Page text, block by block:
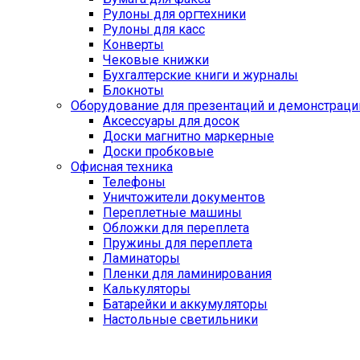
Рулоны для оргтехники
Рулоны для касс
Конверты
Чековые книжки
Бухгалтерские книги и журналы
Блокноты
Оборудование для презентаций и
Аксессуары для досок
Доски магнитно маркерные
Доски пробковые
Офисная техника
Телефоны
Уничтожители документов
Переплетные машины
Обложки для переплета
Пружины для переплета
Ламинаторы
Пленки для ламинирования
Калькуляторы
Батарейки и аккумуляторы
Настольные светильники